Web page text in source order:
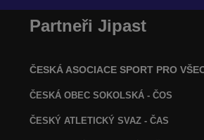
Partneři Jipast
ČESKÁ ASOCIACE SPORT PRO
ČESKÁ OBEC SOKOLSKÁ - ČOS
ČESKÝ ATLETICKÝ SVAZ - ČAS